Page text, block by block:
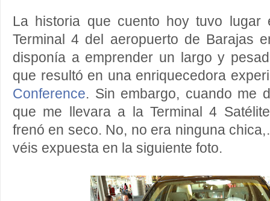
La historia que cuento hoy tuvo
Terminal 4 del aeropuerto de Barajas
disponía a emprender un largo y
que resultó en una enriquecedora
Conference. Sin embargo, cuando me
que me llevara a la Terminal 4
frenó en seco. No, no era ninguna
véis expuesta en la siguiente foto.